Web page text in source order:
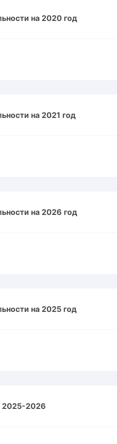
на 2020 год
на 2021 год
на 2026 год
на 2025 год
2025-2026